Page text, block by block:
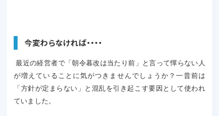
今変わらなければ・・・・
最近の経営者で「朝令暮改は当たり前」と言って憚らない人
が増えていることに気がつきませんでしょうか？一昔前は
「方針が定まらない」と混乱を引き起こす要因として使われ
ていました。